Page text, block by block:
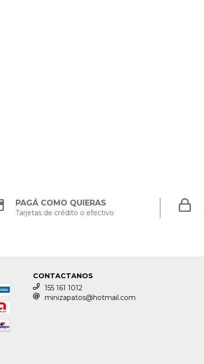
PAGÁ COMO QUIERAS
Tarjetas de crédito o efectivo
CONTACTANOS
155 161 1012
minizapatos@hotmail.com